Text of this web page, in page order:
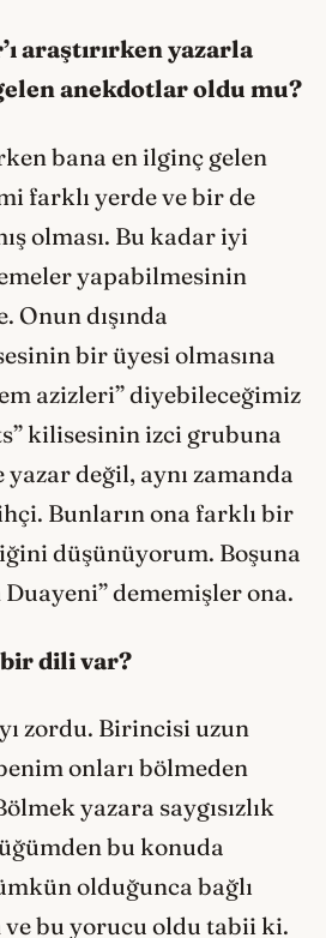
araştırırken yazarla
anekdotlar oldu mu?
bana en ilginç gelen
farklı yerde ve bir de
olması. Bu kadar iyi
yapabilmesinin
Onun dışında
bir üyesi olmasına
azizleri” diyebileceğimiz
kilisesinin izci grubuna
yazar değil, aynı zamanda
Bunların ona farklı bir
düşünüyorum. Boşuna
Duayeni” dememişler ona.
bir dili var?
zordu. Birincisi uzun
onları bölmeden
yazara saygısızlık
bu konuda
olduğunca bağlı
ve bu yorucu oldu tabii ki.